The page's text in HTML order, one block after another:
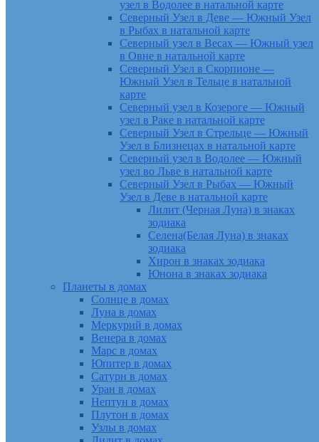
узел в Водолее в натальной карте
Северный Узел в Деве — Южный Узел
в Рыбах в натальной карте
Северный узел в Весах — Южный узел
в Овне в натальной карте
Северный Узел в Скорпионе —
Южный Узел в Тельце в натальной
карте
Северный узел в Козероге — Южный
узел в Раке в натальной карте
Северный Узел в Стрельце — Южный
Узел в Близнецах в натальной карте
Северный узел в Водолее — Южный
узел во Льве в натальной карте
Северный Узел в Рыбах — Южный
Узел в Деве в натальной карте
Лилит (Черная Луна) в знаках
зодиака
Селена(Белая Луна) в знаках
зодиака
Хирон в знаках зодиака
Юнона в знаках зодиака
Планеты в домах
Солнце в домах
Луна в домах
Меркурий в домах
Венера в домах
Марс в домах
Юпитер в домах
Сатурн в домах
Уран в домах
Нептун в домах
Плутон в домах
Узлы в домах